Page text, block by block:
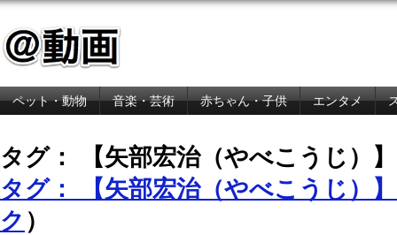
ペット・動物 音楽・芸術 赤ちゃん・子供 エンタメ
タグ： 【矢部宏治（やべこうじ）
タグ： 【矢部宏治（やべこうじ）
ク ）